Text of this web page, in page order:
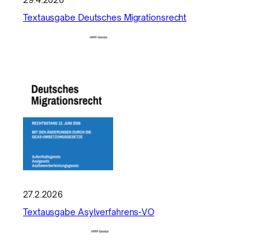
Textausgabe Deutsches Migrationsrecht
27.2.2026
Textausgabe Asylverfahrens-VO